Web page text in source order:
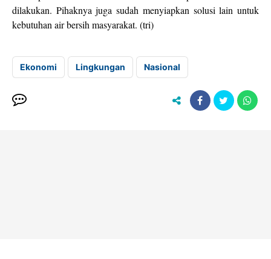
dilakukan. Pihaknya juga sudah menyiapkan solusi lain untuk
kebutuhan air bersih masyarakat. (tri)
Ekonomi Lingkungan Nasional